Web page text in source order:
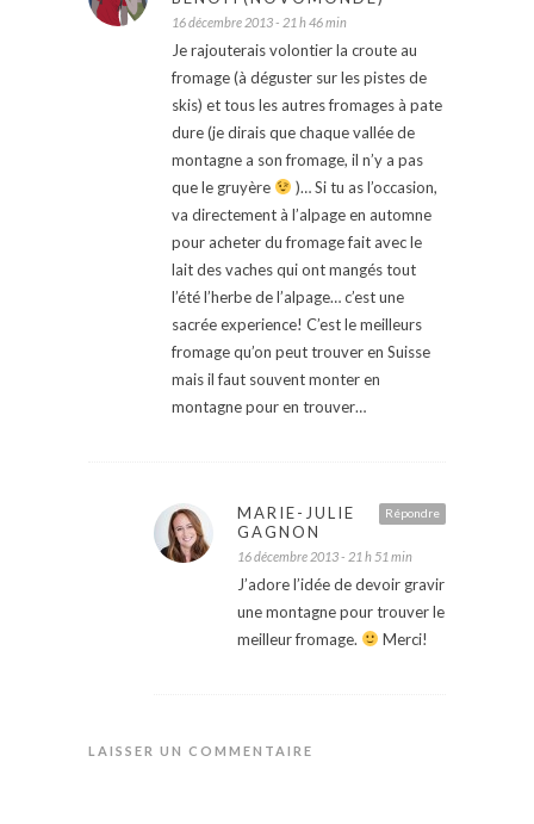
16 décembre 2013 - 21 h 46 min
Je rajouterais volontier la croute au
fromage (à déguster sur les pistes de
skis) et tous les autres fromages à pate
dure (je dirais que chaque vallée de
montagne a son fromage, il n’y a pas
que le gruyère
)… Si tu as l’occasion,
va directement à l’alpage en automne
pour acheter du fromage fait avec le
lait des vaches qui ont mangés tout
l’été l’herbe de l’alpage… c’est une
sacrée experience! C’est le meilleurs
fromage qu’on peut trouver en Suisse
mais il faut souvent monter en
montagne pour en trouver…
Répondre
MARIE-JULIE
GAGNON
16 décembre 2013 - 21 h 51 min
J’adore l’idée de devoir gravir
une montagne pour trouver le
meilleur fromage.
Merci!
LAISSER UN COMMENTAIRE